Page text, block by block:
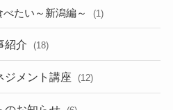
たい～新潟編～ (1)
紹介 (18)
ジメント講座 (12)